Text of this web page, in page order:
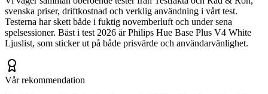
svenska priser, driftkostnad och verklig användning i vårt test.
Testerna har skett både i fuktig novemberluft och under sena
spelsessioner. Bäst i test 2026 är Philips Hue Base Plus V4 White
Ljuslist, som sticker ut på både prisvärde och användarvänlighet.
Vår rekommendation